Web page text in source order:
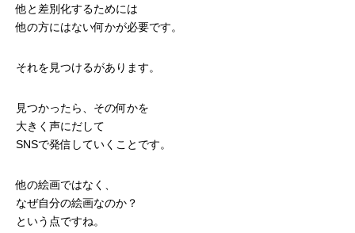
他と差別化するためには
他の方にはない何かが必要です。
それを見つけるがあります。
見つかったら、その何かを
大きく声にだして
SNSで発信していくことです。
他の絵画ではなく、
なぜ自分の絵画なのか？
という点ですね。